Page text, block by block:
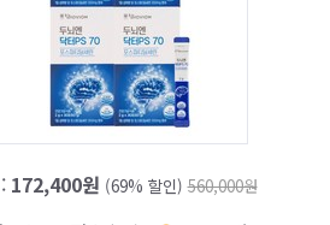
172,400원 (69% 할인) 560,000원